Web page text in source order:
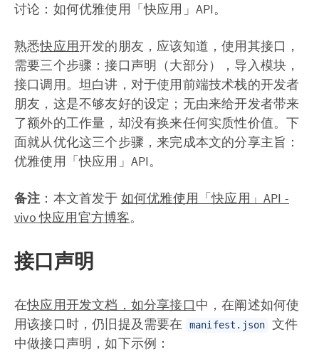
讨论：如何优雅使用「快应用」API。
熟悉快应用开发的朋友，应该知道，使用其接口，
需要三个步骤：接口声明（大部分），导入模块，
接口调用。坦白讲，对于使用前端技术栈的开发者
朋友，这是不够友好的设定；无由来给开发者带来
了额外的工作量，却没有换来任何实质性价值。下
面就从优化这三个步骤，来完成本文的分享主旨：
优雅使用「快应用」API。
备注 ：本文首发于 如何优雅使用「快应用」API -
vivo 快应用官方博客。
接口声明
在快应用开发文档，如分享接口中，在阐述如何使
用该接口时，仍旧提及需要在
manifest.json
文件
中做接口声明，如下示例：